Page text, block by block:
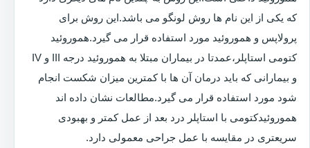
که یکی از این نام ها روش لونگو می باشد.این روش برای
پرولاپس و هموروئید مورد استفاده قرار می گیرد.هموروئید
کتومی استاپلر،عمدتا در بیماران مبتلا به هموروئید درجه III و IV
و بیمارانی که باید درمان آن ها با کمترین میزان شکست انجام
شود مورد استفاده قرار می گیرد.مطالعات نشان داده اند
هموروئیدکتومی با استاپلر درد بعد از عمل کمتر و بهبودی
سریعتری در مقایسه با عمل جراحی معمولی دارد.